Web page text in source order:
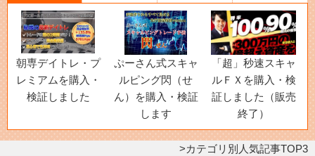
朝専デイトレ・プ
レミアムを購入・
検証しました
ぷーさん式スキャ
ルピング閃（せ
ん）を購入・検証
します
「超」秒速スキャ
ルＦＸを購入・検
証しました（販売
終了）
カテゴリ別人気記事TOP3